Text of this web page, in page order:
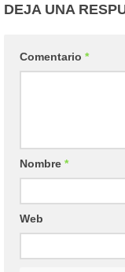
DEJA UNA
Comentario *
Nombre *
Web